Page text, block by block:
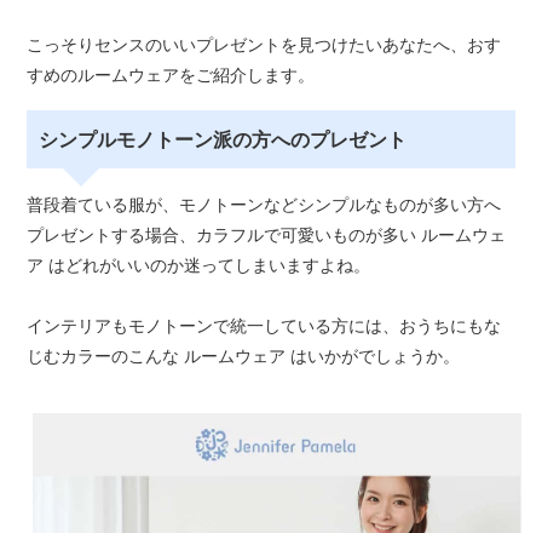
こっそりセンスのいいプレゼントを見つけたいあなたへ、おす
すめのルームウェアをご紹介します。
シンプルモノトーン派の方へのプレゼント
普段着ている服が、モノトーンなどシンプルなものが多い方へ
プレゼントする場合、カラフルで可愛いものが多い ルームウェ
ア はどれがいいのか迷ってしまいますよね。
インテリアもモノトーンで統一している方には、おうちにもな
じむカラーのこんな ルームウェア はいかがでしょうか。